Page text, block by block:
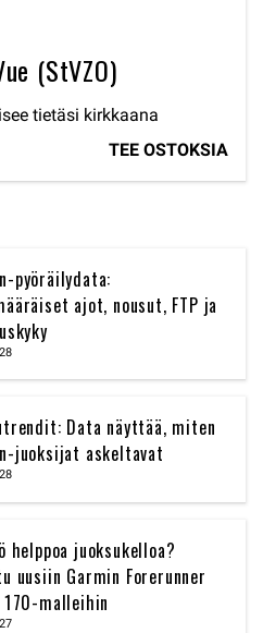
(StVZO)
tietäsi kirkkaana
TEE OSTOKSIA
pyöräilydata:
ajot, nousut, FTP ja
Data näyttää, miten
juoksijat askeltavat
helppoa juoksukelloa?
uusiin Garmin Forerunner
malleihin